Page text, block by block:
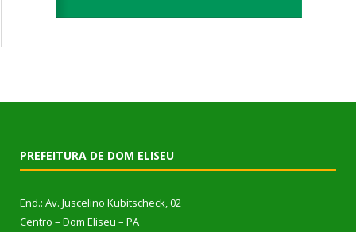
PREFEITURA DE DOM ELISEU
End.: Av. Juscelino Kubitscheck, 02
Centro – Dom Eliseu – PA